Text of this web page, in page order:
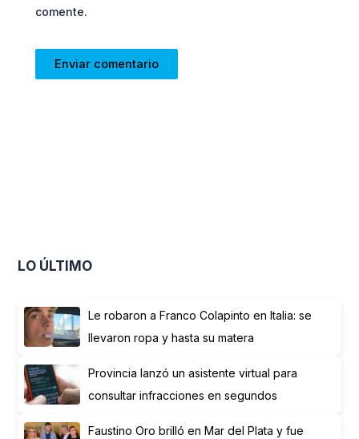
comente.
LO ÚLTIMO
Le robaron a Franco Colapinto en Italia: se
llevaron ropa y hasta su matera
Provincia lanzó un asistente virtual para
consultar infracciones en segundos
Faustino Oro brilló en Mar del Plata y fue